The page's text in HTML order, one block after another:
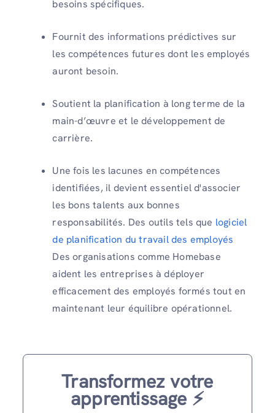
besoins spécifiques.
Fournit des informations prédictives sur
les compétences futures dont les employés
auront besoin.
Soutient la planification à long terme de la
main-d’œuvre et le développement de
carrière.
Une fois les lacunes en compétences
identifiées, il devient essentiel d'associer
les bons talents aux bonnes
responsabilités. Des outils tels que logiciel
de planification du travail des employés
Des organisations comme Homebase
aident les entreprises à déployer
efficacement des employés formés tout en
maintenant leur équilibre opérationnel.
Transformez votre
apprentissage ⚡️